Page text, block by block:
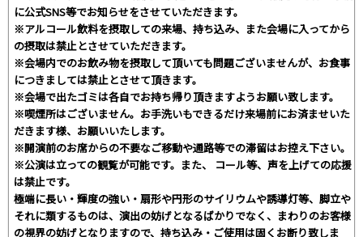
に公式SNS等でお知らせをさせていただきます。
※アルコール飲料を摂取しての来場、持ち込み、また会場に入ってから
の摂取は禁止とさせていただきます。
※会場内でのお飲み物を摂取して頂いても問題ございませんが、お食事
につきましては禁止とさせて頂きます。
※会場で出たゴミは各自でお持ち帰り頂きますようお願い致します。
※喫煙所はございません。お手洗いもできるだけ来場前にお済ませいた
だきます様、お願いいたします。
※開演前のお席からの不要なご移動や通路等での滞留はお控え下さい。
※公演は立っての観覧が可能です。また、 コール等、声を上げての応援
は禁止です。
極端に長い・輝度の強い・扇形や円形のサイリウムや誘導灯等、脚立や
それに類するものは、演出の妨げとなるばかりでなく、まわりのお客様
の視界の妨げとなりますので、持ち込み・ご使用は固くお断り致しま